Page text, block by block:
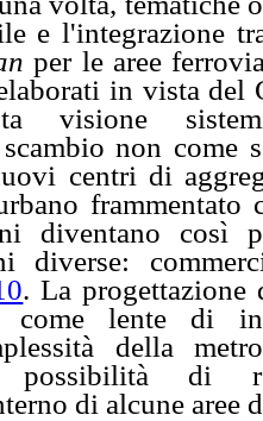
e l'integrazione
per le aree
in vista del
visione
non come
centri di
frammentato
diventano così
diverse:
. La progettazione
come lente di
della
possibilità di
di alcune aree